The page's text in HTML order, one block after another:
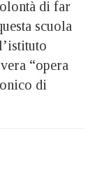
di far
scuola
“opera
di